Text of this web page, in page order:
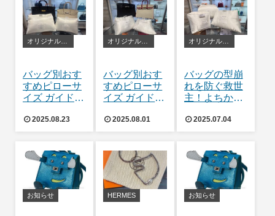
オリジナルバッグピロー
バッグ別おす
すめピローサ
イズ ガイド
【第二弾 35セ
ンチ】
2025.08.23
バッグ別おす
すめピローサ
イズ ガイド
2025.08.01
オリジナルバッグピロー
バッグの型崩
れを防ぐ救世
主！よちかの
の魅力を徹底
解説👜
2025.07.04
お知らせ HERMES お知らせ